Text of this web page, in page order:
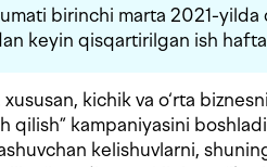
birinchi marta 2021-yilda
keyin qisqartirilgan ish
kichik va o‘rta
qilish” kampaniyasini
kelishuvlarni,